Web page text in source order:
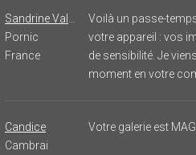
Pornic
France
Voilà un passe-
votre appareil : vos
de sensibilité. Je
moment en votre
Candice
Cambrai
Votre galerie est